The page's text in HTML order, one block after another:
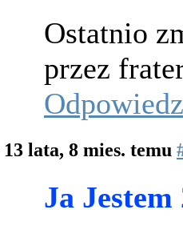
Ostatnio
przez
Odpowiedz
13 lata, 8 mies. temu
Ja Jestem